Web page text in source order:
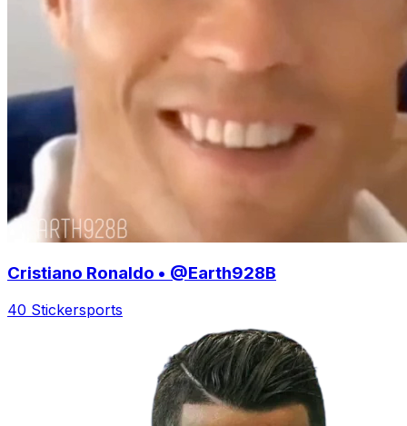
Cristiano Ronaldo • @Earth928B
40 Stickersports